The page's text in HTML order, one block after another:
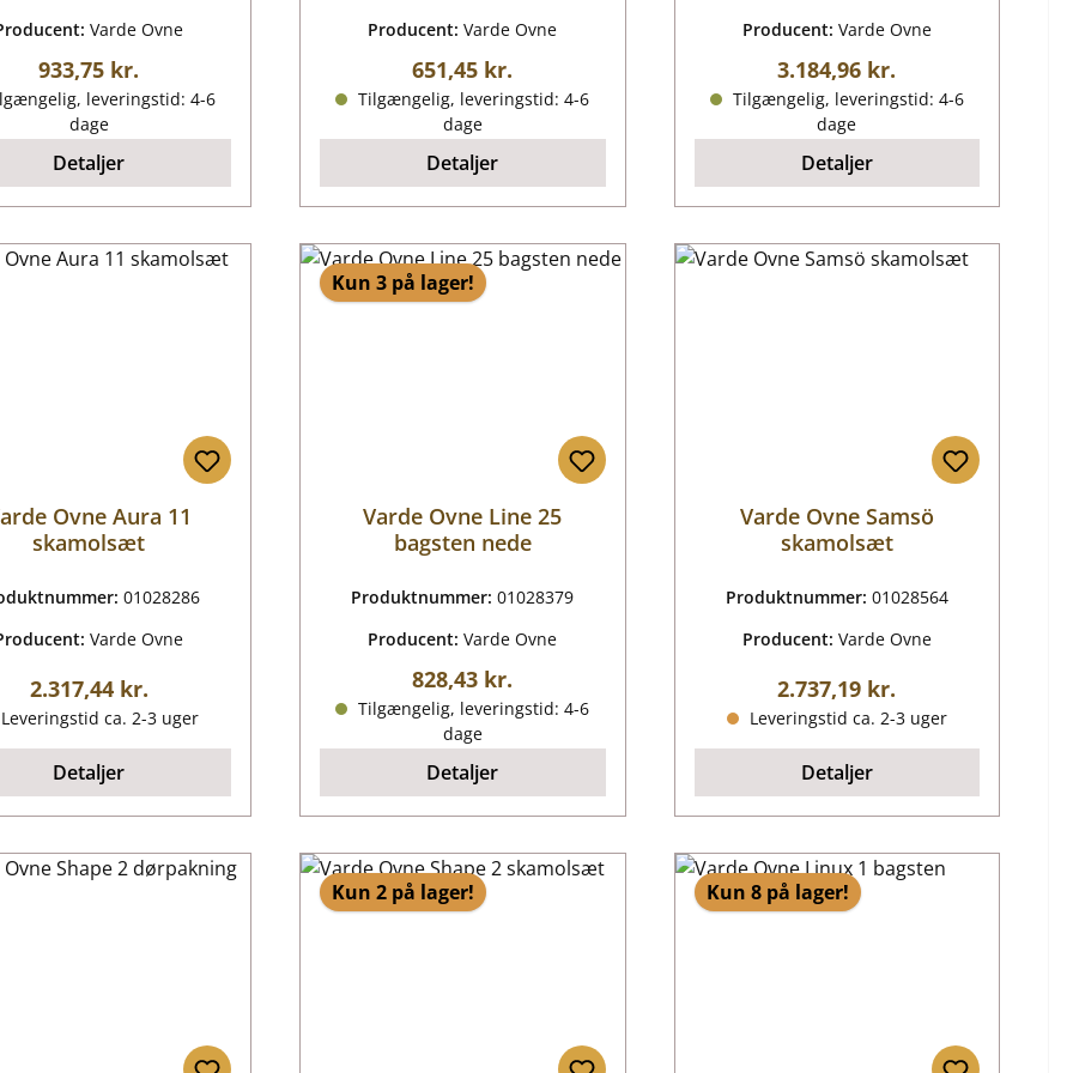
Varde Ovne
Almindelig pris:
933,75 kr.
leveringstid: 4-6
dage
Detaljer
Producent:Varde Ovne
Almindelig pris:
651,45 kr.
Tilgængelig, leveringstid: 4-6
dage
Detaljer
Producent: Varde Ovne
Almindelig pris:
3.184,96 kr.
Tilgængelig, leveringstid: 4-6
dage
Detaljer
Ovne Aura 11
skamolsæt
01028286
Varde Ovne
Almindelig pris:
2.317,44 kr.
ca. 2-3 uger
Detaljer
Kun 3 på lager!
Varde Ovne Line 25
bagsten nede
Produktnummer:01028379
Producent:Varde Ovne
Almindelig pris:
828,43 kr.
Tilgængelig, leveringstid: 4-6
dage
Detaljer
Varde Ovne Samsö
skamolsæt
Produktnummer: 01028564
Producent: Varde Ovne
Almindelig pris:
2.737,19 kr.
Leveringstid ca. 2-3 uger
Detaljer
Kun 2 på lager! Kun 8 på lager!